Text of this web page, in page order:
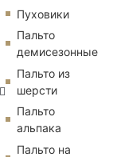
Пуховики
Пальто
демисезонные
Пальто из
шерсти
Пальто
альпака
Пальто на